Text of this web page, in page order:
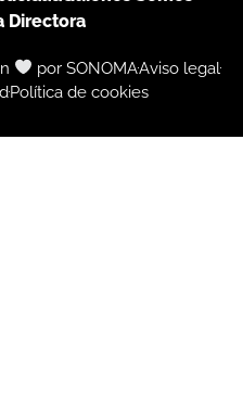
Directora
por SONOMAAviso legal
Política de cookies